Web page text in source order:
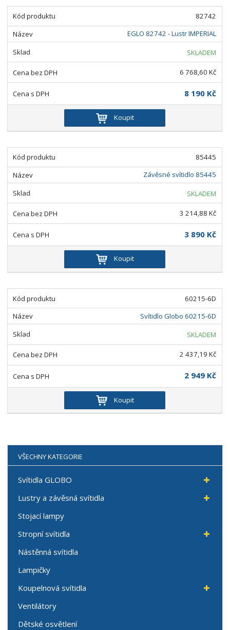
82742
EGLO 82742 - Lustr IMPERIAL
SKLADEM
6 768,60 Kč
8 190 Kč
Koupit
85445
Závěsné svítidlo 85445
SKLADEM
3 214,88 Kč
3 890 Kč
Koupit
60215-6D
Svítidlo Globo 60215-6D
SKLADEM
2 437,19 Kč
2 949 Kč
Koupit
VŠECHNY KATEGORIE
Svítidla GLOBO
Lustry a závěsná svítidla
Stojací lampy
Stropní svítidla
Nástěnná svítidla
Lampičky
Koupelnová svítidla
Ventilátory
Dětské osvětlení